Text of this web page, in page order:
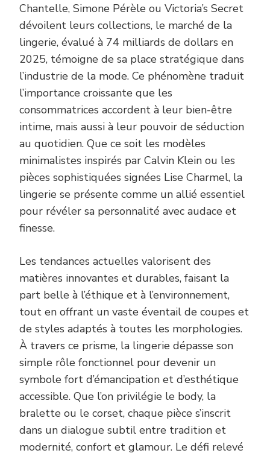
Chantelle, Simone Pérèle ou Victoria’s Secret
dévoilent leurs collections, le marché de la
lingerie, évalué à 74 milliards de dollars en
2025, témoigne de sa place stratégique dans
l’industrie de la mode. Ce phénomène traduit
l’importance croissante que les
consommatrices accordent à leur bien-être
intime, mais aussi à leur pouvoir de séduction
au quotidien. Que ce soit les modèles
minimalistes inspirés par Calvin Klein ou les
pièces sophistiquées signées Lise Charmel, la
lingerie se présente comme un allié essentiel
pour révéler sa personnalité avec audace et
finesse.
Les tendances actuelles valorisent des
matières innovantes et durables, faisant la
part belle à l’éthique et à l’environnement,
tout en offrant un vaste éventail de coupes et
de styles adaptés à toutes les morphologies.
À travers ce prisme, la lingerie dépasse son
simple rôle fonctionnel pour devenir un
symbole fort d’émancipation et d’esthétique
accessible. Que l’on privilégie le body, la
bralette ou le corset, chaque pièce s’inscrit
dans un dialogue subtil entre tradition et
modernité, confort et glamour. Le défi relevé